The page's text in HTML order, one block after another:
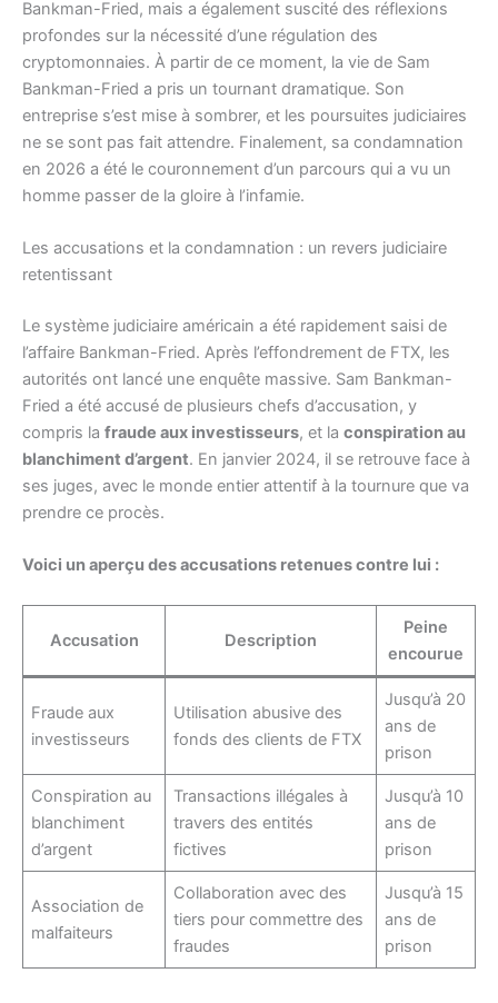
Bankman-Fried, mais a également suscité des réflexions
profondes sur la nécessité d’une régulation des
cryptomonnaies. À partir de ce moment, la vie de Sam
Bankman-Fried a pris un tournant dramatique. Son
entreprise s’est mise à sombrer, et les poursuites judiciaires
ne se sont pas fait attendre. Finalement, sa condamnation
en 2026 a été le couronnement d’un parcours qui a vu un
homme passer de la gloire à l’infamie.
Les accusations et la condamnation : un revers judiciaire
retentissant
Le système judiciaire américain a été rapidement saisi de
l’affaire Bankman-Fried. Après l’effondrement de FTX, les
autorités ont lancé une enquête massive. Sam Bankman-
Fried a été accusé de plusieurs chefs d’accusation, y
compris la fraude aux investisseurs, et la conspiration au
blanchiment d’argent. En janvier 2024, il se retrouve face à
ses juges, avec le monde entier attentif à la tournure que va
prendre ce procès.
Voici un aperçu des accusations retenues contre lui :
Accusation Description
Peine
encourue
Fraude aux
investisseurs
Utilisation abusive des
fonds des clients de FTX
Jusqu’à 20
ans de
prison
Conspiration au
blanchiment
d’argent
Transactions illégales à
travers des entités
fictives
Jusqu’à 10
ans de
prison
Association de
malfaiteurs
Collaboration avec des
tiers pour commettre des
fraudes
Jusqu’à 15
ans de
prison